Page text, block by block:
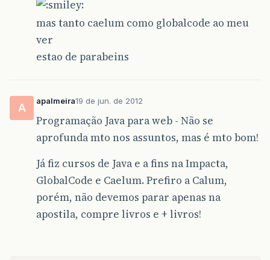
mas tanto caelum como globalcode ao meu
ver
estao de parabeins
A
apalmeira19 de jun. de 2012
Programação Java para web - Não se
aprofunda mto nos assuntos, mas é mto bom!
Já fiz cursos de Java e a fins na Impacta,
GlobalCode e Caelum. Prefiro a Calum,
porém, não devemos parar apenas na
apostila, compre livros e + livros!